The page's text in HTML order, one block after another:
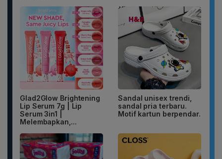
Glad2Glow Brightening
Lip Serum 7g | Lip
Serum 3in1 |
Melembapkan,...
Sandal unisex trendi,
sandal pria terbaru.
Motif kartun berpendar.